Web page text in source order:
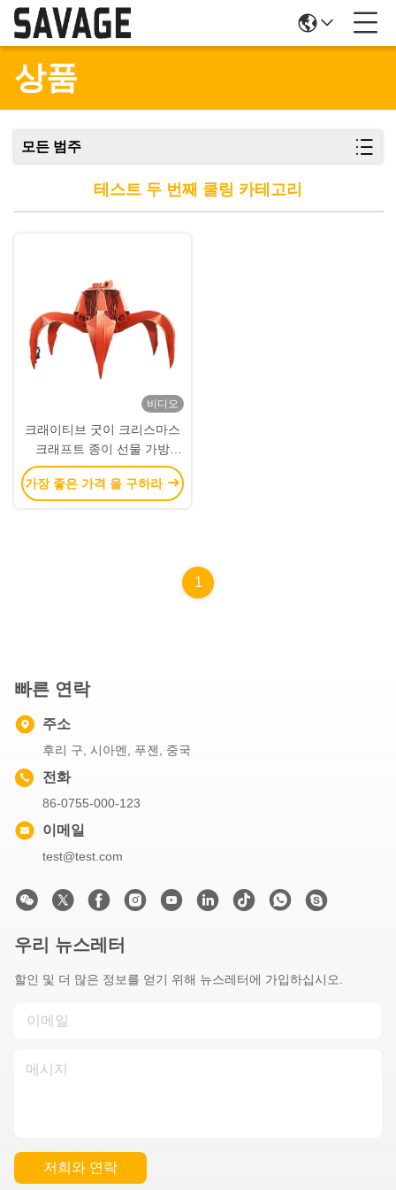
상품
모든 범주
테스트 두 번째 쿨링 카테고리
비디오
크래이티브 굿이 크리스마스
크래프트 종이 선물 가방
Xmas 장식 파티에 자신의 로
고와
가장 좋은 가격 을 구하라
1
빠른 연락
주소
후리 구, 시아멘, 푸젠, 중국
전화
86-0755-000-123
이메일
test@test.com
우리 뉴스레터
할인 및 더 많은 정보를 얻기 위해 뉴스레터에 가입하십시오.
저희와 연락